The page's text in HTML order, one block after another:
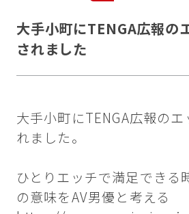
大手小町にTENGA広報の
されました
大手小町にTENGA広報の
れました。
ひとりエッチで満足できる
の意味をAV男優と考える